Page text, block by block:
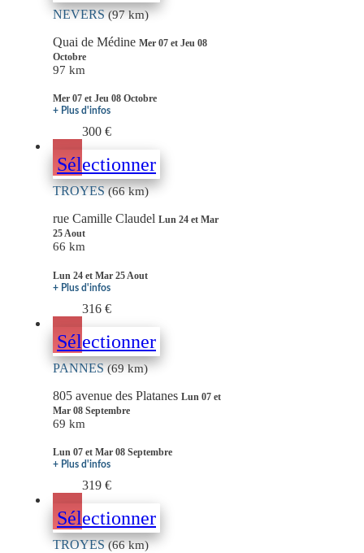
NEVERS(97 km)
Quai de Médine Mer 07 et Jeu 08
Octobre
97 km
Mer 07 et Jeu 08 Octobre
+ Plus d'infos
300 €
Sélectionner
TROYES(66 km)
rue Camille Claudel Lun 24 et Mar
25 Aout
66 km
Lun 24 et Mar 25 Aout
+ Plus d'infos
316 €
Sélectionner
PANNES(69 km)
805 avenue des Platanes Lun 07 et
Mar 08 Septembre
69 km
Lun 07 et Mar 08 Septembre
+ Plus d'infos
319 €
Sélectionner
TROYES(66 km)